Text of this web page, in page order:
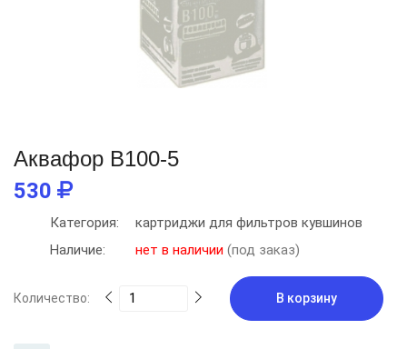
Аквафор В100-5
530
Категория:
картриджи для фильтров кувшинов
Наличие:
нет в наличии (под заказ)
Количество: В корзину